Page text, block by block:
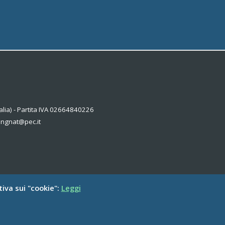
- Partita IVA 02664840226
sui "cookie": Leggi